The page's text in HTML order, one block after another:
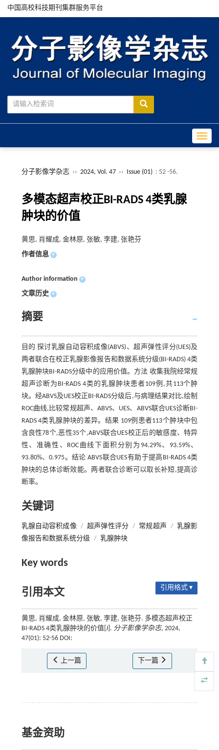
中国高校科技期刊集群服务平台
分子影像学杂志 ›› 2024, Vol. 47 ›› Issue (01) : 52 -56.
多模态超声校正BI-RADS 4类乳腺
肿块的价值
黄思, 肖耀成, 金林原, 张敏, 李建, 张艳芬
作者信息 +
Author information +
文章历史 +
摘要
目的 探讨乳腺自动容积成像(ABVS)、超声弹性评分(UES)及
两者联合在校正乳腺影像报告和数据系统分级(BI-RADS) 4类
乳腺肿块BI-RADS分级中的应用价值。方法 收集我院经常规
超声诊断为BI-RADS 4类的乳腺肿块患者109例,共113个肿
块。经ABVS及UES校正BI-RADS分级后,与病理结果对比,绘制
ROC曲线,比较常规超声、ABVS、UES、ABVS联合UES诊断BI-
RADS 4类乳腺肿块的差异。结果 109例患者113个肿块中包
含良性78个,恶性35个,ABVS联合UES校正后的敏感度、特异
性、准确性、ROC曲线下面积分别为94.29%、93.59%、
93.80%、0.975。结论 ABVS联合UES有助于提高BI-RADS 4类
肿块的总体诊断效能。两者联合诊断可以取长补短,提高诊
断率。
关键词
乳腺自动容积成像 / 超声弹性评分 / 常规超声 / 乳腺影
像报告和数据系统分级 / 乳腺肿块
Key words
引用本文 引用格式 ▾
黄思, 肖耀成, 金林原, 张敏, 李建, 张艳芬. 多模态超声校正
BI-RADS 4类乳腺肿块的价值[J]. 分子影像学杂志, 2024,
47(01): 52-56 DOI:
上一篇 下一篇
基金资助